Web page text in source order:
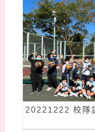
20221222 校隊